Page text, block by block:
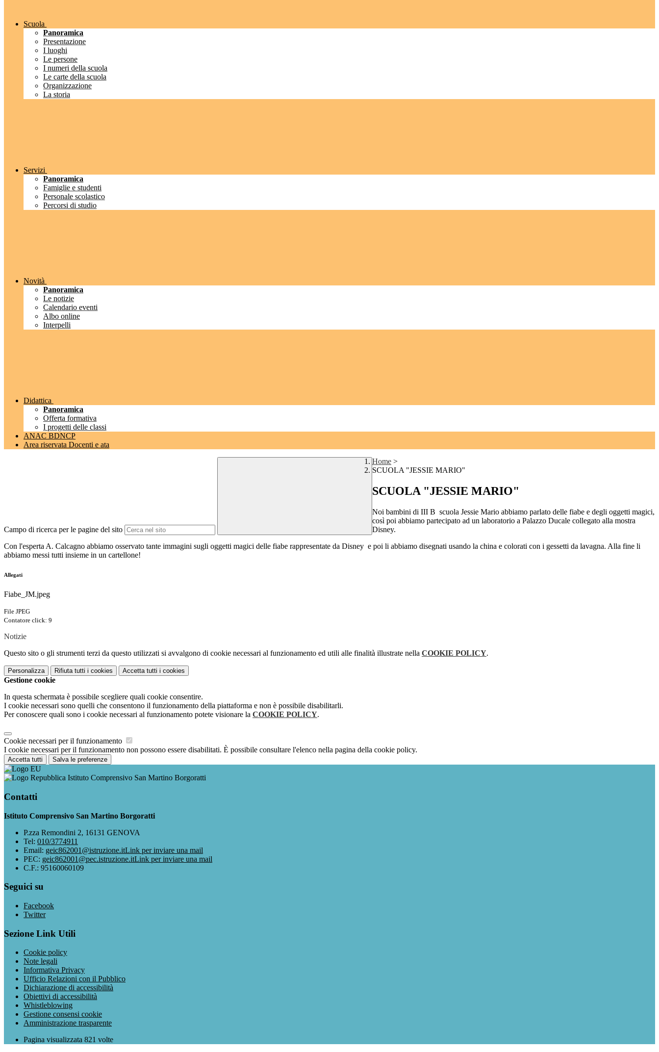
Scuola
Panoramica
Presentazione
I luoghi
Le persone
I numeri della scuola
Le carte della scuola
Organizzazione
La storia
Servizi
Panoramica
Famiglie e studenti
Personale scolastico
Percorsi di studio
Novità
Panoramica
Le notizie
Calendario eventi
Albo online
Interpelli
Didattica
Panoramica
Offerta formativa
I progetti delle classi
ANAC BDNCP
Area riservata Docenti e ata
Campo di ricerca per le pagine del sito
Home >
SCUOLA "JESSIE MARIO"
SCUOLA "JESSIE MARIO"
Noi bambini di III B scuola Jessie Mario abbiamo parlato delle fiabe e degli oggetti magici,
così poi abbiamo partecipato ad un laboratorio a Palazzo Ducale collegato alla mostra
Disney.
Con l'esperta A. Calcagno abbiamo osservato tante immagini sugli oggetti magici delle fiabe rappresentate da Disney e poi li abbiamo disegnati usando la china e colorati con i gessetti da lavagna. Alla fine li
abbiamo messi tutti insieme in un cartellone!
Allegati
Fiabe_JM.jpeg
File JPEG
Contatore click: 9
Notizie
Questo sito o gli strumenti terzi da questo utilizzati si avvalgono di cookie necessari al funzionamento ed utili alle finalità illustrate nella COOKIE POLICY.
Personalizza Rifiuta tutti i cookies Accetta tutti i cookies
Gestione cookie
In questa schermata è possibile scegliere quali cookie consentire.
I cookie necessari sono quelli che consentono il funzionamento della piattaforma e non è possibile disabilitarli.
Per conoscere quali sono i cookie necessari al funzionamento potete visionare la COOKIE POLICY.
Cookie necessari per il funzionamento
I cookie necessari per il funzionamento non possono essere disabilitati. È possibile consultare l'elenco nella pagina della cookie policy.
Accetta tutti Salva le preferenze
Istituto Comprensivo San Martino Borgoratti
Contatti
Istituto Comprensivo San Martino Borgoratti
P.zza Remondini 2, 16131 GENOVA
Tel: 010/3774911
Email: geic862001@istruzione.itLink per inviare una mail
PEC: geic862001@pec.istruzione.itLink per inviare una mail
C.F.: 95160060109
Seguici su
Facebook
Twitter
Sezione Link Utili
Cookie policy
Note legali
Informativa Privacy
Ufficio Relazioni con il Pubblico
Dichiarazione di accessibilità
Obiettivi di accessibilità
Whistleblowing
Gestione consensi cookie
Amministrazione trasparente
Pagina visualizzata 821 volte